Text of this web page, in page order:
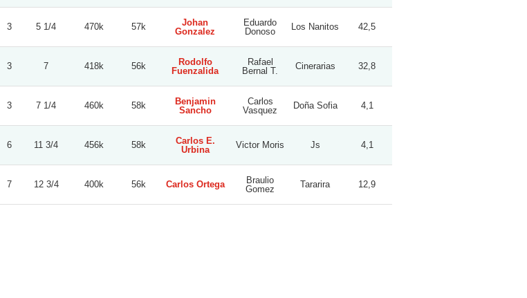
3 5 1/4 470k 57k
Johan
Gonzalez
Eduardo
Donoso
Los Nanitos 42,5
3 7 418k 56k
Rodolfo
Fuenzalida
Rafael
Bernal T.
Cinerarias 32,8
3 7 1/4 460k 58k
Benjamin
Sancho
Carlos
Vasquez
Doña Sofia 4,1
6 11 3/4 456k 58k
Carlos E.
Urbina
Victor Moris Js 4,1
7 12 3/4 400k 56k Carlos Ortega
Braulio
Gomez
Tararira 12,9